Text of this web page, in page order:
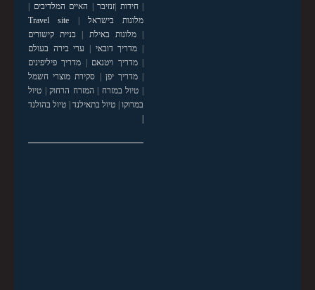
|חידות |זנזיבר | האיים המלדיבים |
מלונות בישראל |
Travel site
|מלונות באילת | בניית קישורים
| מדריך דובאי | ערי בירה בעולם
|מדריך ויטנאם | מדריך פיליפינים
|מדריך יפן | סקירת מוצרי חשמל
| טיול במזרח | המזרח הרחוק| טיול
במרוקו| טיול בתאילנד| טיול בהולנד
|